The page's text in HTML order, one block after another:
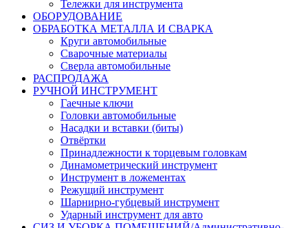
Тележки для инструмента
ОБОРУДОВАНИЕ
ОБРАБОТКА МЕТАЛЛА И СВАРКА
Круги автомобильные
Сварочные материалы
Сверла автомобильные
РАСПРОДАЖА
РУЧНОЙ ИНСТРУМЕНТ
Гаечные ключи
Головки автомобильные
Насадки и вставки (биты)
Отвёртки
Принадлежности к торцевым головкам
Динамометрический инструмент
Инструмент в ложементах
Режущий инструмент
Шарнирно-губцевый инструмент
Ударный инструмент для авто